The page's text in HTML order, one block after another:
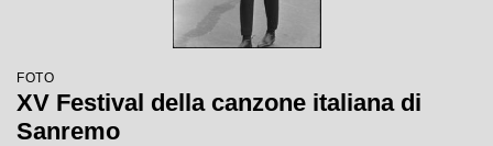
FOTO
XV Festival della canzone italiana di
Sanremo